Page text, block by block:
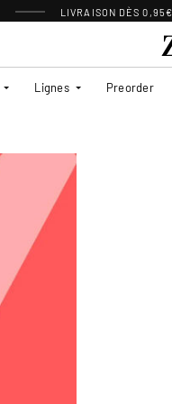
LIVRAISON DÈS
Lignes Preorder